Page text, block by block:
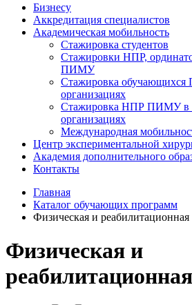
Бизнесу
Аккредитация специалистов
Академическая мобильность
Стажировка студентов
Стажировки НПР,
ПИМУ
Стажировка
организациях
Стажировка НПР ПИМУ в
организациях
Международная
Центр экспериментальной
Академия дополнительного
Контакты
Главная
Каталог обучающих программ
Физическая и
Физическая и